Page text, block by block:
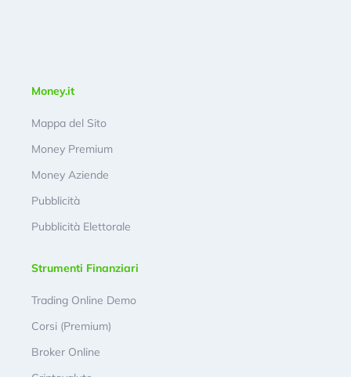
Money.it
Mappa del Sito
Money Premium
Money Aziende
Pubblicità
Pubblicità Elettorale
Strumenti Finanziari
Trading Online Demo
Corsi (Premium)
Broker Online